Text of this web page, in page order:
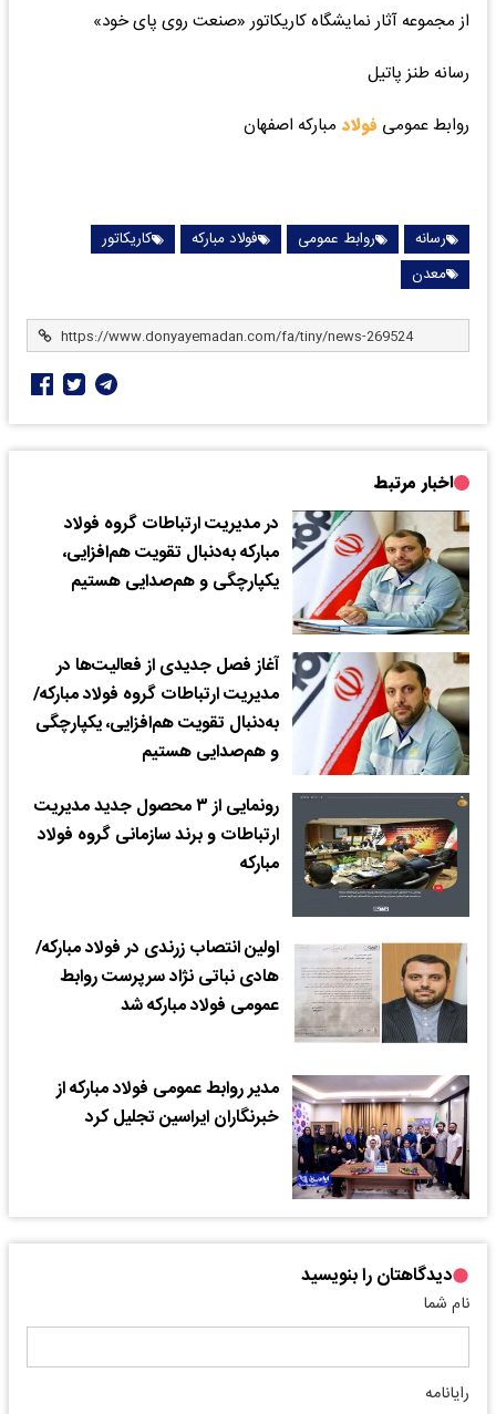
از مجموعه آثار نمایشگاه کاریکاتور «صنعت روی پای خود»
رسانه طنز پاتیل
روابط عمومی فولاد مبارکه اصفهان
رسانه روابط عمومی فولاد مبارکه
کاریکاتور
معدن
اخبار مرتبط
در مدیریت ارتباطات گروه فولاد
مبارکه به‌دنبال تقویت هم‌افزایی،
یکپارچگی و هم‌صدایی هستیم
آغاز فصل جدیدی از فعالیت‌ها در
مدیریت ارتباطات گروه فولاد مبارکه/
به‌دنبال تقویت هم‌افزایی، یکپارچگی
و هم‌صدایی هستیم
رونمایی از ۳ محصول جدید مدیریت
ارتباطات و برند سازمانی گروه فولاد
مبارکه
اولین انتصاب زرندی در فولاد مبارکه/
هادی نباتی نژاد سرپرست روابط
عمومی فولاد مبارکه شد
مدیر روابط عمومی فولاد مبارکه از
خبرنگاران ایراسین تجلیل کرد
دیدگاهتان را بنویسید
نام شما
رایانامه